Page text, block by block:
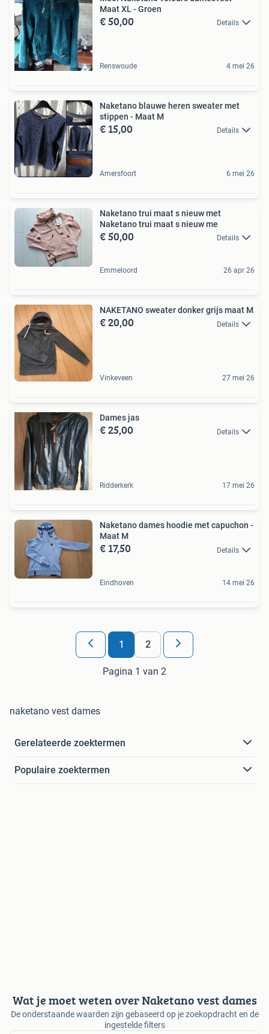
Maat XL - Groen
€ 50,00 Details
Renswoude 4 mei 26
Naketano blauwe heren sweater met
stippen - Maat M
€ 15,00 Details
Amersfoort 6 mei 26
Naketano trui maat s nieuw met
Naketano trui maat s nieuw me
€ 50,00 Details
Emmeloord 26 apr 26
NAKETANO sweater donker grijs maat M
€ 20,00 Details
Vinkeveen 27 mei 26
Dames jas
€ 25,00 Details
Ridderkerk 17 mei 26
Naketano dames hoodie met capuchon -
Maat M
€ 17,50 Details
Eindhoven 14 mei 26
1 2
Pagina 1 van 2
naketano vest dames
Gerelateerde zoektermen
Populaire zoektermen
Wat je moet weten over Naketano vest dames
De onderstaande waarden zijn gebaseerd op je zoekopdracht en de
ingestelde filters